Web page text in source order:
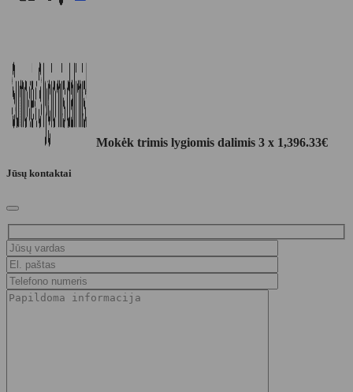
Mokėk trimis lygiomis dalimis 3 x 1,396.33€
Jūsų kontaktai